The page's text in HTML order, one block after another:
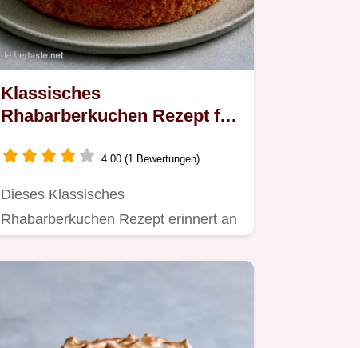
Klassisches
Rhabarberkuchen Rezept für
4.00 (1 Bewertungen)
Dieses Klassisches
Rhabarberkuchen Rezept erinnert an